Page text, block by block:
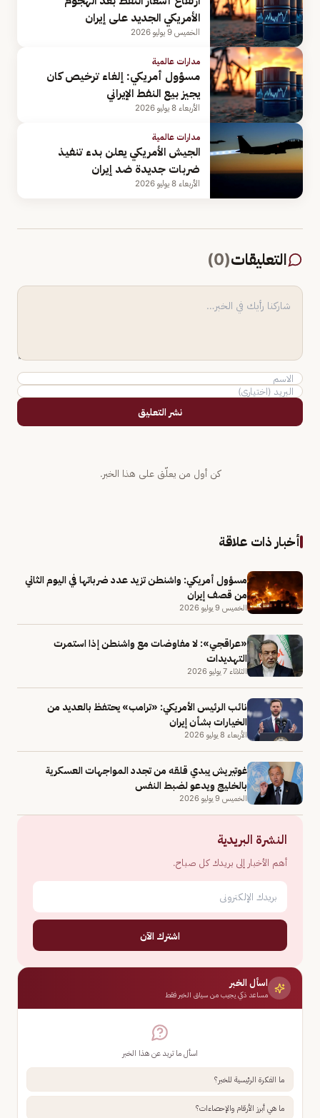
الأمريكي الجديد على إيران
الخميس 9 يوليو 2026
مدارات عالمية
مسؤول أمريكي: إلغاء ترخيص كان
يجيز بيع النفط الإيراني
الأربعاء 8 يوليو 2026
مدارات عالمية
الجيش الأمريكي يعلن بدء تنفيذ
ضربات جديدة ضد إيران
الأربعاء 8 يوليو 2026
التعليقات(
0
)
نشر التعليق
كن أول من يعلّق على هذا الخبر.
أخبار ذات علاقة
مسؤول أمريكي: واشنطن تزيد عدد ضرباتها في اليوم الثاني
من قصف إيران
الخميس 9 يوليو 2026
«عراقجي»: لا مفاوضات مع واشنطن إذا استمرت
التهديدات
الثلاثاء 7 يوليو 2026
نائب الرئيس الأمريكي: «ترامب» يحتفظ بالعديد من
الخيارات بشأن إيران
الأربعاء 8 يوليو 2026
غوتيريش يبدي قلقه من تجدد المواجهات العسكرية
بالخليج ويدعو لضبط النفس
الخميس 9 يوليو 2026
النشرة البريدية
أهم الأخبار إلى بريدك كل صباح.
اشترك الآن
اسأل الخبر
مساعد ذكي يجيب من سياق الخبر فقط
اسأل ما تريد عن هذا الخبر
ما الفكرة الرئيسية للخبر؟
ما هي أبرز الأرقام والإحصاءات؟